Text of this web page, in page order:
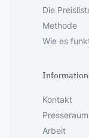
Die
Methode
Wie es
Kontakt
Presseraum
Arbeit